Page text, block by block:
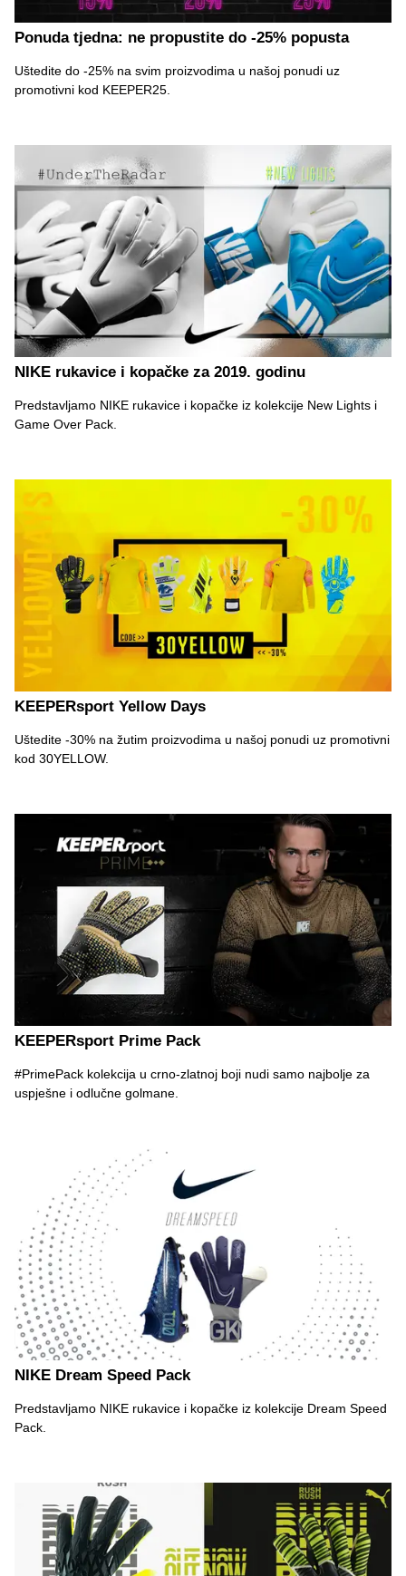
Ponuda tjedna: ne propustite do -25% popusta
Uštedite do -25% na svim proizvodima u našoj ponudi uz
promotivni kod KEEPER25.
NIKE rukavice i kopačke za 2019. godinu
Predstavljamo NIKE rukavice i kopačke iz kolekcije New Lights i
Game Over Pack.
KEEPERsport Yellow Days
Uštedite -30% na žutim proizvodima u našoj ponudi uz promotivni
kod 30YELLOW.
KEEPERsport Prime Pack
#PrimePack kolekcija u crno-zlatnoj boji nudi samo najbolje za
uspješne i odlučne golmane.
NIKE Dream Speed Pack
Predstavljamo NIKE rukavice i kopačke iz kolekcije Dream Speed
Pack.